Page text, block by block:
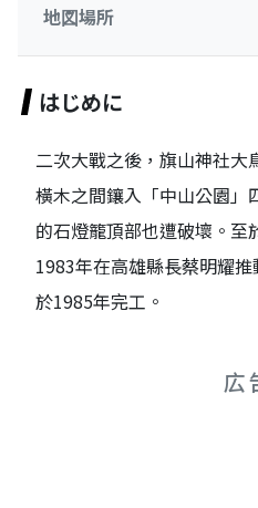
地図場所
はじめに
二次大戰之後，旗山神社大
橫木之間鑲入「中山公園」
的石燈籠頂部也遭破壞。至
1983年在高雄縣長蔡明耀推
於1985年完工。
広